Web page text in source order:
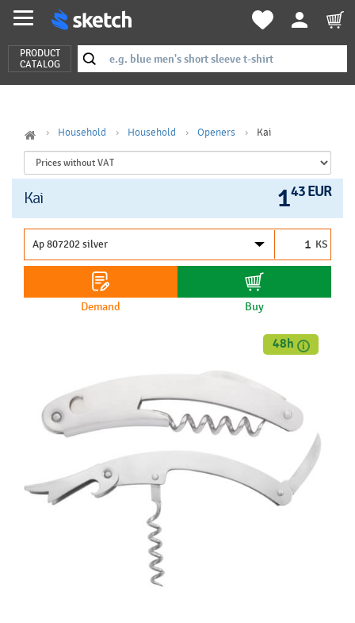
PRODUCT
CATALOG
Household Household Openers Kai
Kai 143 EUR
KS
Demand Buy
48h